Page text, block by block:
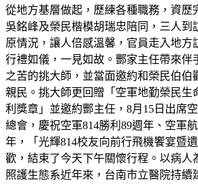
從地方基層做起，歷練各種職務，資歷
吳銘峰及榮民楷模胡瑞忠陪同，三人到
原情況，讓人倍感溫馨，官員走入地方
行禮如儀，一見如故。酆家主任帶來伴
之苦的挑大師，並當面邀約和榮民伯伯
親民。挑大師更回贈「空軍地勤榮民生
利獎章」並邀約酆主任，8月15日出席
總會，慶祝空軍814勝利89週年、空軍
年，「光輝814校友向前行飛機饗宴暨
歡，結束了今天下午關懷行程。以病
照護生態系近年來，台南市立醫院持續